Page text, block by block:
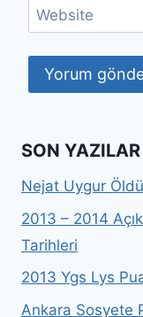
Website
SON YAZILAR
Nejat Uygur
2013 – 2014
Tarihleri
2013 Ygs Lys
Ankara Sosyete